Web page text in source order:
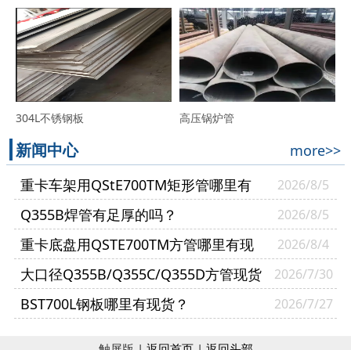
304L不锈钢板 高压锅炉管
新闻中心
more>>
重卡车架用QStE700TM矩形管哪里有
现货？
2026/8/5
Q355B焊管有足厚的吗？ 2026/8/5
重卡底盘用QSTE700TM方管哪里有现
货？
2026/8/4
大口径Q355B/Q355C/Q355D方管现货
多少钱一吨？
2026/7/30
BST700L钢板哪里有现货？ 2026/7/27